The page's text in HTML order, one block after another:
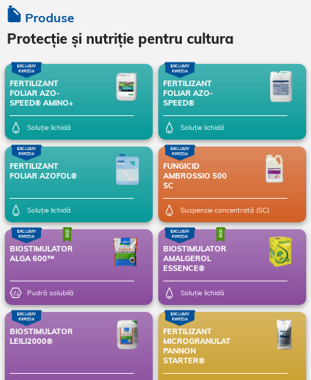
Produse
Protecție și nutriție pentru cultura
FERTILIZANT
FOLIAR AZO-
SPEED® AMINO+
Soluție lichidă
FERTILIZANT
FOLIAR AZO-
SPEED®
Soluție lichidă
FERTILIZANT
FOLIAR AZOFOL®
Soluție lichidă
FUNGICID
AMBROSSIO 500
SC
Suspensie concentrată (SC)
BIOSTIMULATOR
ALGA 600™
Pudră solubilă
BIOSTIMULATOR
AMALGEROL
ESSENCE®
Soluție lichidă
BIOSTIMULATOR
LEILI2000®
FERTILIZANT
MICROGRANULAT
PANNON
STARTER®